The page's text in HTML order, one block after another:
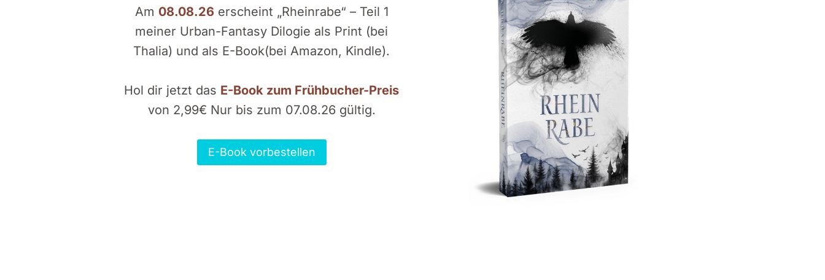
Am 08.08.26 erscheint „Rheinrabe“ – Teil 1
meiner Urban-Fantasy Dilogie als Print (bei
Thalia) und als E-Book(bei Amazon, Kindle).
Hol dir jetzt das E-Book zum Frühbucher-Preis
von 2,99€ Nur bis zum 07.08.26 gültig.
E-Book vorbestellen